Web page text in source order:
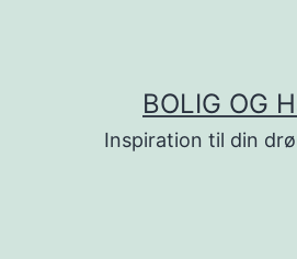
BOLIG OG
Inspiration til din